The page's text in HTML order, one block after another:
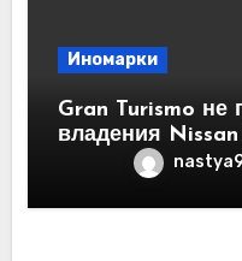
Иномарки
Gran Turismo не
владения